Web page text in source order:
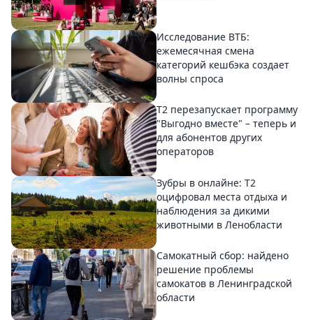
Исследование ВТБ:
ежемесячная смена
категорий кешбэка создает
волны спроса
Т2 перезапускает программу
"Выгодно вместе" – теперь и
для абонентов других
операторов
Зубры в онлайне: Т2
оцифровал места отдыха и
наблюдения за дикими
животными в Ленобласти
Самокатный сбор: найдено
решение проблемы
самокатов в Ленинградской
области